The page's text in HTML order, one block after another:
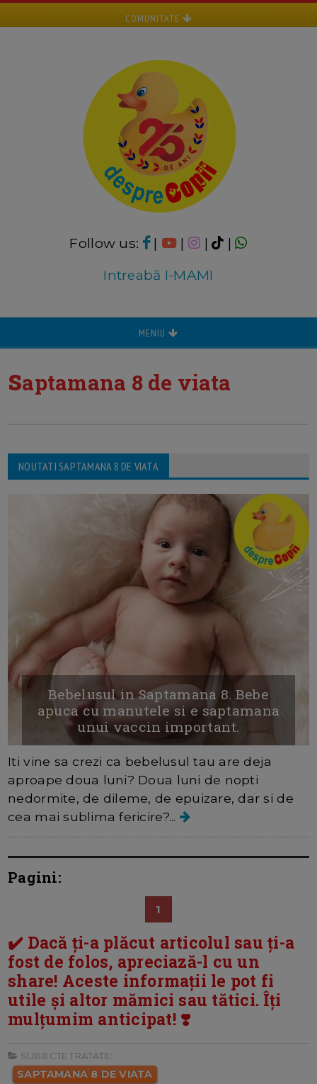
COMUNITATE
Follow us: | | |
|
Intreabă I-MAMI
MENIU
saptamana 8 de viata
NOUTATI SAPTAMANA 8 DE VIATA
Bebelusul in Saptamana 8. Bebe
apuca cu manutele si e saptamana
unui vaccin important.
Iti vine sa crezi ca bebelusul tau are deja
aproape doua luni? Doua luni de nopti
nedormite, de dileme, de epuizare, dar si de
cea mai sublima fericire?...
Pagini:
1
✔️ Dacă ți-a plăcut articolul sau ți-a
fost de folos, apreciază-l cu un
share! Aceste informații le pot fi
utile și altor mămici sau tătici. Îți
mulțumim anticipat! ❣️
SUBIECTE TRATATE:
SAPTAMANA 8 DE VIATA